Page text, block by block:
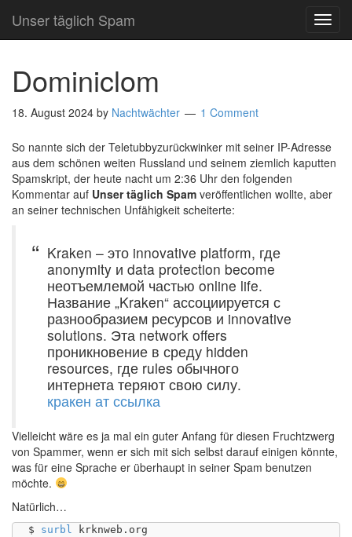
Unser täglich Spam
Dominiclom
18. August 2024 by Nachtwächter 1 Comment
So nannte sich der Teletubbyzurückwinker mit seiner IP-Adresse
aus dem schönen weiten Russland und seinem ziemlich kaputten
Spamskript, der heute nacht um 2:36 Uhr den folgenden
Kommentar auf Unser täglich Spam veröffentlichen wollte, aber
an seiner technischen Unfähigkeit scheiterte:
Kraken – это innovative platform, где
anonymity и data protection become
неотъемлемой частью online life.
Название „Kraken“ ассоциируется с
разнообразием ресурсов и innovative
solutions. Эта network offers
проникновение в среду hidden
resources, где rules обычного
интернета теряют свою силу.
кракен ат ссылка
Vielleicht wäre es ja mal ein guter Anfang für diesen Fruchtzwerg
von Spammer, wenn er sich mit sich selbst darauf einigen könnte,
was für eine Sprache er überhaupt in seiner Spam benutzen
möchte.
Natürlich…
$ surbl krknweb.org